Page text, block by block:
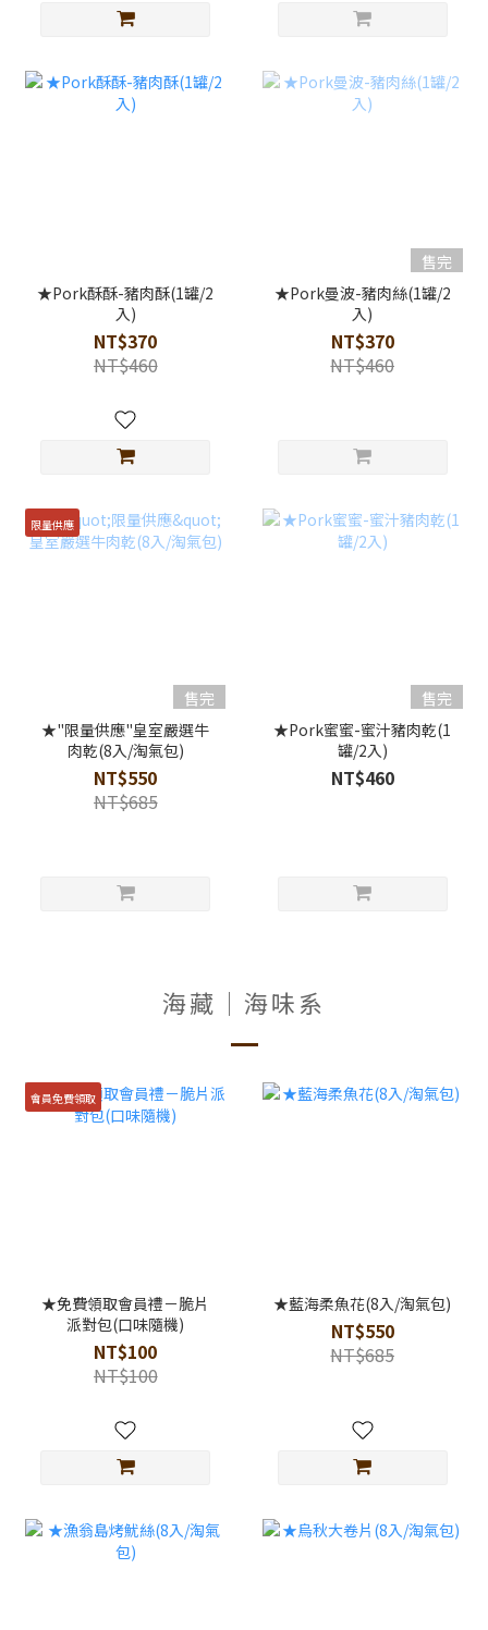
★Pork酥酥-豬肉酥(1罐/2
入)
NT$370
NT$460
售完
★Pork曼波-豬肉絲(1罐/2
入)
NT$370
NT$460
限量供應
售完
★"限量供應"皇室嚴選牛
肉乾(8入/淘氣包)
NT$550
NT$685
售完
★Pork蜜蜜-蜜汁豬肉乾(1
罐/2入)
NT$460
海藏│海味系
會員免費領取
★免費領取會員禮－脆片
派對包(口味隨機)
NT$100
NT$100
★藍海柔魚花(8入/淘氣包)
NT$550
NT$685